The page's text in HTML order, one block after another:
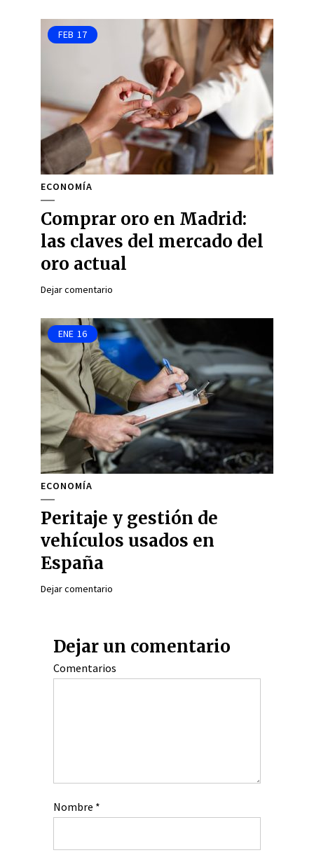
FEB 17
ECONOMÍA
Comprar oro en Madrid:
las claves del mercado del
oro actual
Dejar comentario
ENE 16
ECONOMÍA
Peritaje y gestión de
vehículos usados en
España
Dejar comentario
Dejar un comentario
Comentarios
Nombre *